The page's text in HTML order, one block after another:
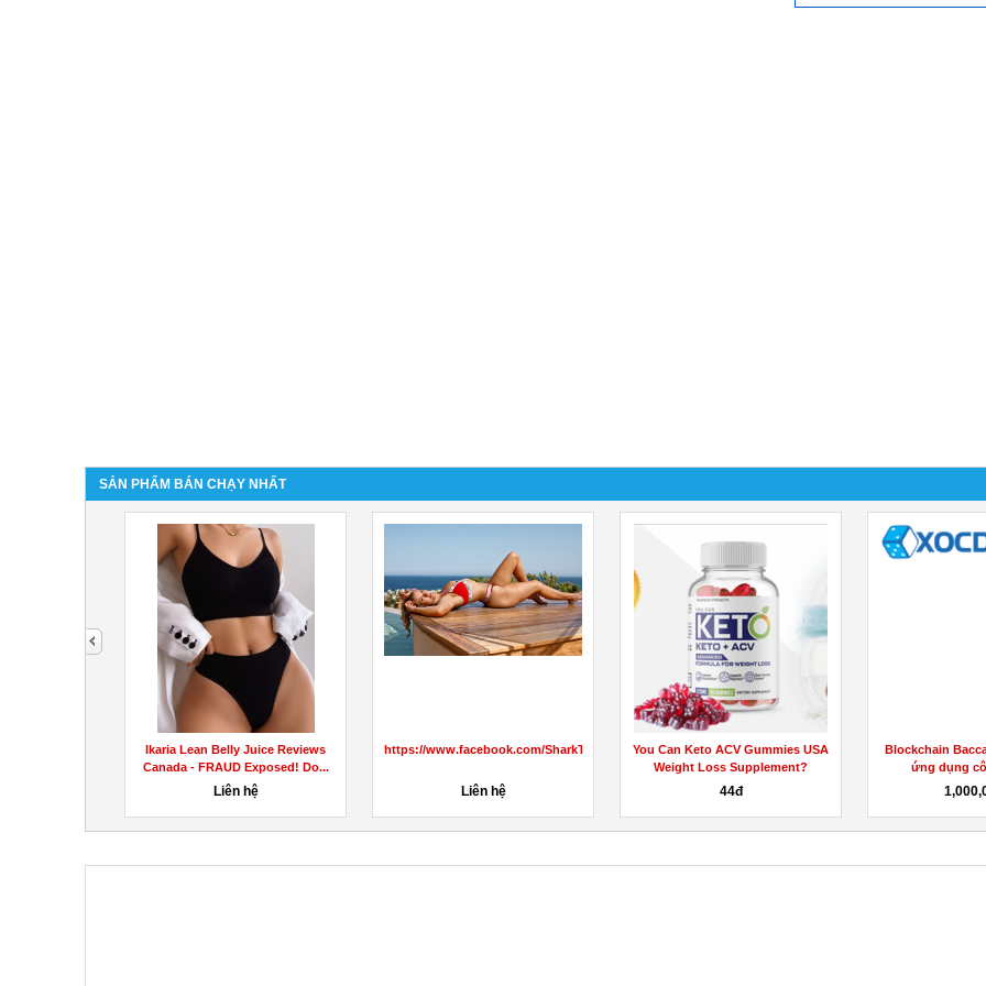
SẢN PHẨM BÁN CHẠY NHẤT
You Can Keto ACV Gummies USA
Weight Loss Supplement?
Blockchain Baccarat - Tựa game
ứng dụng công nghệ...
https://impact-garden-cbd-
gummies-official.jimdosite.com/
next